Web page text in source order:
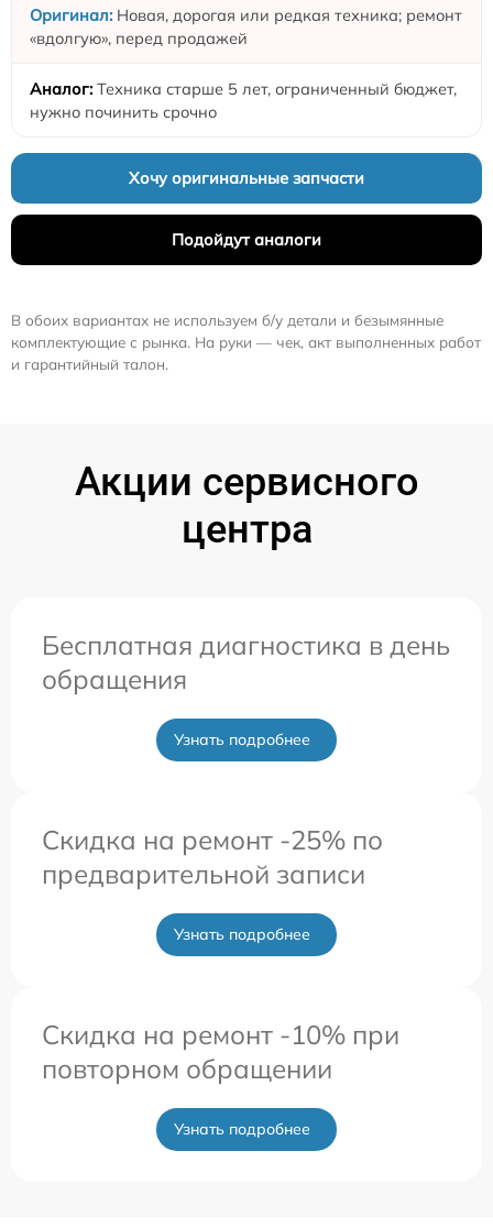
Новая, дорогая или редкая техника; ремонт
«вдолгую», перед продажей
Техника старше 5 лет, ограниченный бюджет,
нужно починить срочно
Хочу оригинальные запчасти
Подойдут аналоги
В обоих вариантах не используем б/у детали и безымянные
комплектующие с рынка. На руки — чек, акт выполненных работ
и гарантийный талон.
Акции сервисного
центра
Бесплатная диагностика в день
обращения
Узнать подробнее
Скидка на ремонт -25% по
предварительной записи
Узнать подробнее
Скидка на ремонт -10% при
повторном обращении
Узнать подробнее